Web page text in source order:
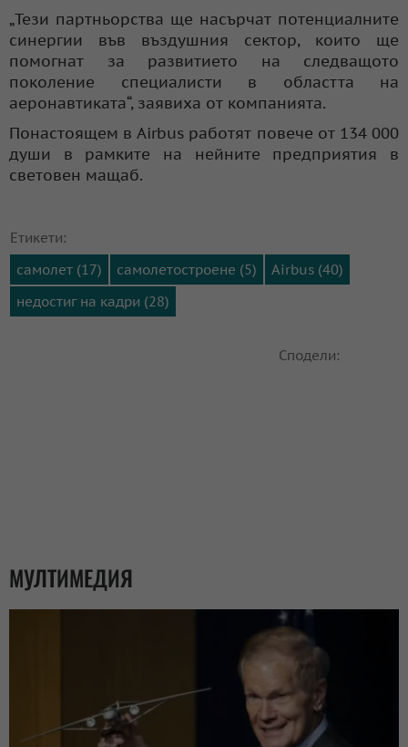
„Тези партньорства ще насърчат потенциалните
синергии във въздушния сектор, които ще
помогнат за развитието на следващото
поколение специалисти в областта на
аеронавтиката“, заявиха от компанията.
Понастоящем в Airbus работят повече от 134 000
души в рамките на нейните предприятия в
световен мащаб.
Етикети:
самолет (17)
самолетостроене (5)
Airbus (40)
недостиг на кадри (28)
Сподели:
МУЛТИМЕДИЯ